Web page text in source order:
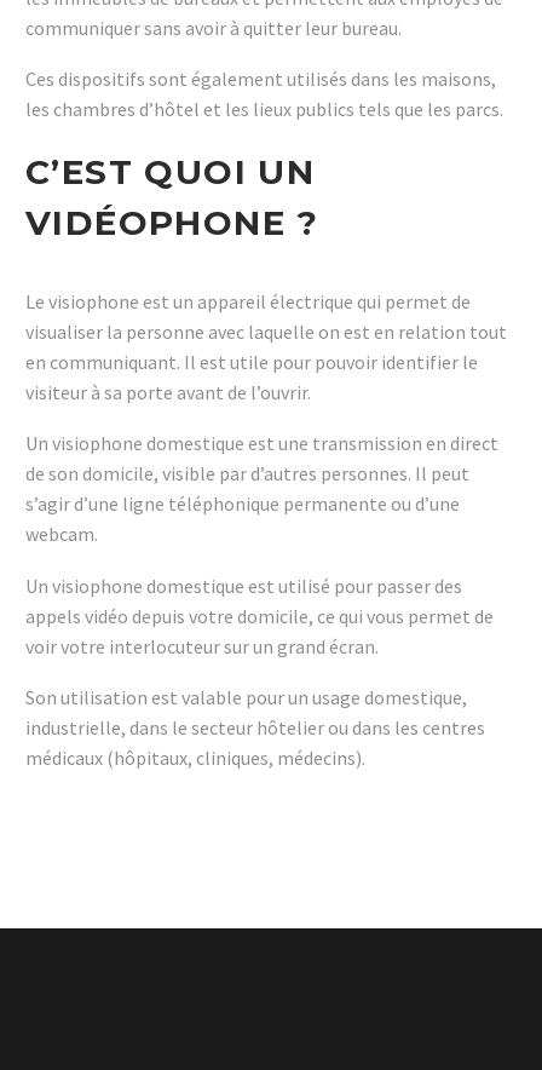
communiquer sans avoir à quitter leur bureau.
Ces dispositifs sont également utilisés dans les maisons,
les chambres d’hôtel et les lieux publics tels que les parcs.
C’EST QUOI UN
VIDÉOPHONE ?
Le visiophone est un appareil électrique qui permet de
visualiser la personne avec laquelle on est en relation tout
en communiquant. Il est utile pour pouvoir identifier le
visiteur à sa porte avant de l’ouvrir.
Un visiophone domestique est une transmission en direct
de son domicile, visible par d’autres personnes. Il peut
s’agir d’une ligne téléphonique permanente ou d’une
webcam.
Un visiophone domestique est utilisé pour passer des
appels vidéo depuis votre domicile, ce qui vous permet de
voir votre interlocuteur sur un grand écran.
Son utilisation est valable pour un usage domestique,
industrielle, dans le secteur hôtelier ou dans les centres
médicaux (hôpitaux, cliniques, médecins).